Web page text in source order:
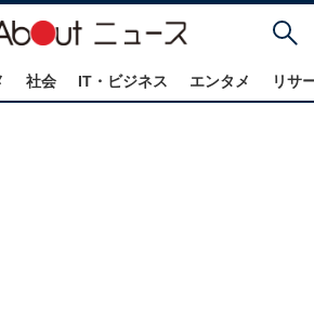
社会 IT・ビジネス エンタメ リサ